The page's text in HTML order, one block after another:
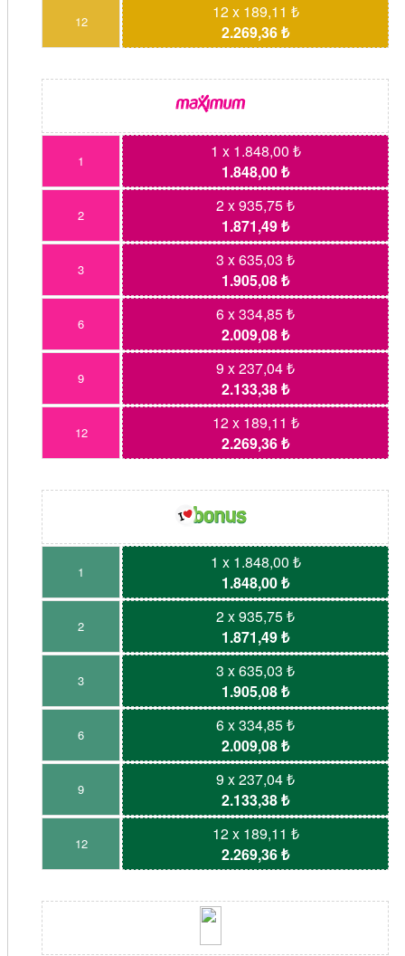
12
12 x 189,11 ₺
2.269,36 ₺
1
1 x 1.848,00 ₺
1.848,00 ₺
2
2 x 935,75 ₺
1.871,49 ₺
3
3 x 635,03 ₺
1.905,08 ₺
6
6 x 334,85 ₺
2.009,08 ₺
9
9 x 237,04 ₺
2.133,38 ₺
12
12 x 189,11 ₺
2.269,36 ₺
1
1 x 1.848,00 ₺
1.848,00 ₺
2
2 x 935,75 ₺
1.871,49 ₺
3
3 x 635,03 ₺
1.905,08 ₺
6
6 x 334,85 ₺
2.009,08 ₺
9
9 x 237,04 ₺
2.133,38 ₺
12
12 x 189,11 ₺
2.269,36 ₺